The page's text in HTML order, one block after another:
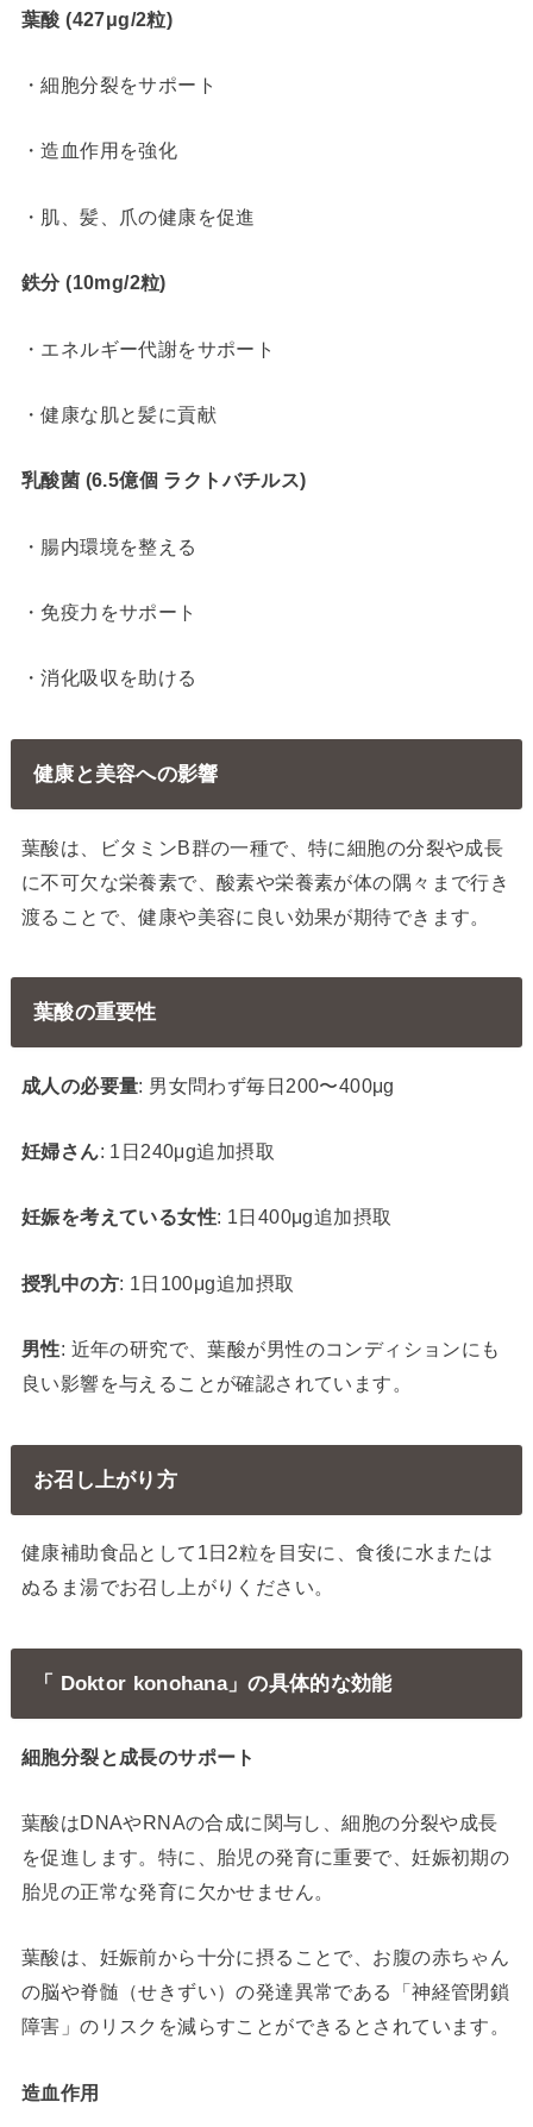
葉酸 (427μg/2粒)
・細胞分裂をサポート
・造血作用を強化
・肌、髪、爪の健康を促進
鉄分 (10mg/2粒)
・エネルギー代謝をサポート
・健康な肌と髪に貢献
乳酸菌 (6.5億個 ラクトバチルス)
・腸内環境を整える
・免疫力をサポート
・消化吸収を助ける
健康と美容への影響
葉酸は、ビタミンB群の一種で、特に細胞の分裂や成長
に不可欠な栄養素で、酸素や栄養素が体の隅々まで行き
渡ることで、健康や美容に良い効果が期待できます。
葉酸の重要性
成人の必要量: 男女問わず毎日200〜400μg
妊婦さん: 1日240μg追加摂取
妊娠を考えている女性: 1日400μg追加摂取
授乳中の方: 1日100μg追加摂取
男性: 近年の研究で、葉酸が男性のコンディションにも
良い影響を与えることが確認されています。
お召し上がり方
健康補助食品として1日2粒を目安に、食後に水または
ぬるま湯でお召し上がりください。
「 Doktor konohana」の具体的な効能
細胞分裂と成長のサポート
葉酸はDNAやRNAの合成に関与し、細胞の分裂や成長
を促進します。特に、胎児の発育に重要で、妊娠初期の
胎児の正常な発育に欠かせません。
葉酸は、妊娠前から十分に摂ることで、お腹の赤ちゃん
の脳や脊髄（せきずい）の発達異常である「神経管閉鎖
障害」のリスクを減らすことができるとされています。
造血作用